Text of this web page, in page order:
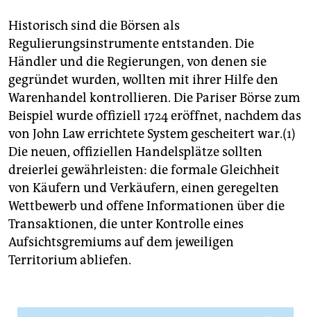
Historisch sind die Börsen als
Regulierungsinstrumente entstanden. Die
Händler und die Regierungen, von denen sie
gegründet wurden, wollten mit ihrer Hilfe den
Warenhandel kontrollieren. Die Pariser Börse zum
Beispiel wurde offiziell 1724 eröffnet, nachdem das
von John Law errichtete System gescheitert war.(1)
Die neuen, offiziellen Handelsplätze sollten
dreierlei gewährleisten: die formale Gleichheit
von Käufern und Verkäufern, einen geregelten
Wettbewerb und offene Informationen über die
Transaktionen, die unter Kontrolle eines
Aufsichtsgremiums auf dem jeweiligen
Territorium abliefen.